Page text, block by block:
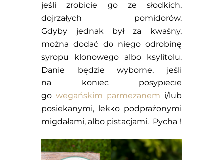
jeśli zrobicie go ze słodkich,
dojrzałych pomidorów.
Gdyby jednak był za kwaśny,
można dodać do niego odrobinę
syropu klonowego albo ksylitolu.
Danie będzie wyborne, jeśli
na koniec posypiecie
go wegańskim parmezanem i/lub
posiekanymi, lekko podprażonymi
migdałami, albo pistacjami. Pycha !